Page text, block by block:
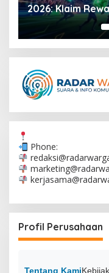
2026: Klaim
100 Rankup
Phone:
Profil Perusahaan
Tentang Kami